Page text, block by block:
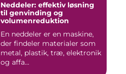
Neddeler: effektiv løsning
til genvinding og
volumenreduktion
En neddeler er en maskine,
der findeler materialer som
metal, plastik, træ, elektronik
og affa...